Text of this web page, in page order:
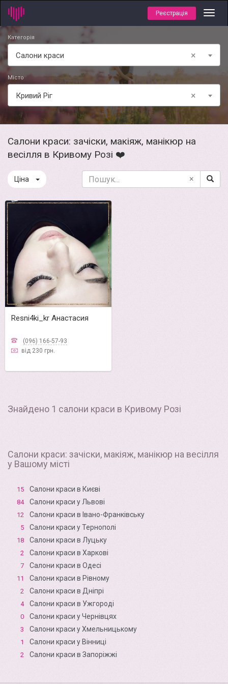
Реєстрація
Категорія
×
Салони краси
Місто
×
Кривий Ріг
Салони краси: зачіски, макіяж, манікюр на
весілля в Кривому Розі ❤️
Ціна ×
Resni4ki_kr Анастасия
(096) 166-57-93
від 230 грн.
Знайдено 1 салони краси в Кривому Розі
Салони краси: зачіски, макіяж, манікюр на весілля
у Вашому місті
15 Салони краси в Києві
84 Салони краси у Львові
12 Салони краси в Івано-Франківську
5 Салони краси у Тернополі
18 Салони краси в Луцьку
2 Салони краси в Харкові
7 Салони краси в Одесі
11 Салони краси в Рівному
2 Салони краси в Дніпрі
4 Салони краси в Ужгороді
0 Салони краси у Чернівцях
3 Салони краси у Хмельницькому
1 Салони краси у Вінниці
2 Салони краси в Запоріжжі